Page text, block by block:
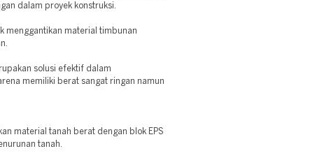
dalam proyek konstruksi.
menggantikan material timbunan
solusi efektif dalam
memiliki berat sangat ringan namun
material tanah berat dengan blok EPS
tanah.